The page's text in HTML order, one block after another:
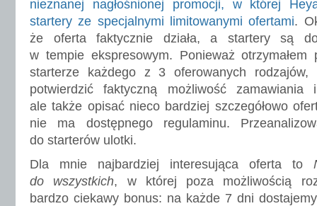
nieznanej nagłośnionej promocji, w której
startery ze specjalnymi limitowanymi ofertami.
że oferta faktycznie działa, a startery są
w tempie ekspresowym. Ponieważ otrzymałem
starterze każdego z 3 oferowanych rodzajów,
potwierdzić faktyczną możliwość zamawiania
ale także opisać nieco bardziej szczegółowo
nie ma dostępnego regulaminu.
do starterów ulotki.
Dla mnie najbardziej interesująca oferta to
do wszystkich, w której poza możliwością
bardzo ciekawy bonus: na każde 7 dni